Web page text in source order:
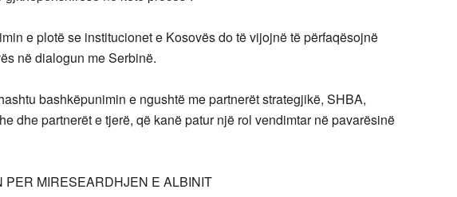
e plotë se institucionet e Kosovës do të vijojnë të përfaqësojnë
në dialogun me Serbinë.
bashkëpunimin e ngushtë me partnerët strategjikë, SHBA,
dhe partnerët e tjerë, që kanë patur një rol vendimtar në pavarësinë
PER MIRESEARDHJEN E ALBINIT